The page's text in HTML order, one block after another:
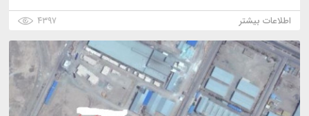
اطلاعات بیشتر
۴۳۹۷